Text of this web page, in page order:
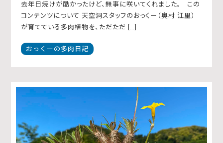
去年日焼けが酷かったけど、無事に咲いてくれました。 この
コンテンツについて 天空洞スタッフのおっくー（奥村 江里）
が育てている多肉植物を、ただただ […]
おっくーの多肉日記